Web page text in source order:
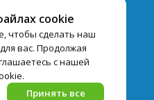
cookie
чтобы сделать наш
вас. Продолжая
с нашей
Принять все